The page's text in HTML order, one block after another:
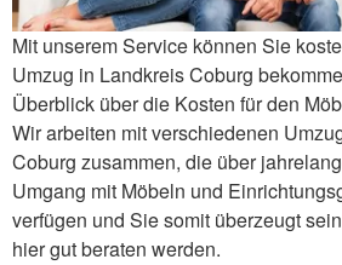
Mit unserem Service können Sie
Umzug in Landkreis Coburg
Überblick über die Kosten für den
Wir arbeiten mit verschiedenen
Coburg zusammen, die über
Umgang mit Möbeln und
verfügen und Sie somit überzeugt
hier gut beraten werden.